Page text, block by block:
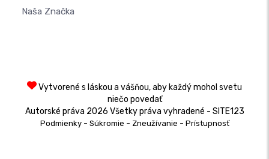
Naša Značka
Vytvorené s láskou a vášňou, aby každý mohol svetu
niečo povedať
Autorské práva 2026 Všetky práva vyhradené - SITE123
Podmienky- Súkromie - Zneužívanie - Prístupnosť